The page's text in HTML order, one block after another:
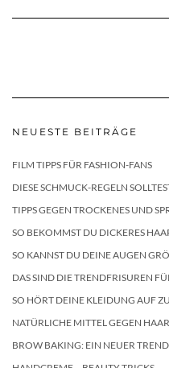
NEUESTE BEITRÄGE
FILM TIPPS FÜR FASHION-FANS
DIESE SCHMUCK-REGELN
TIPPS GEGEN TROCKENES UND
SO BEKOMMST DU DICKERES
SO KANNST DU DEINE AUGEN
DAS SIND DIE TRENDFRISUREN
SO HÖRT DEINE KLEIDUNG AUF
NATÜRLICHE MITTEL GEGEN
BROW BAKING: EIN NEUER